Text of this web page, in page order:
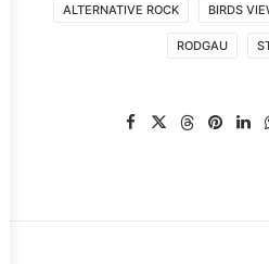
ALTERNATIVE ROCK BIRDS
RODGAU